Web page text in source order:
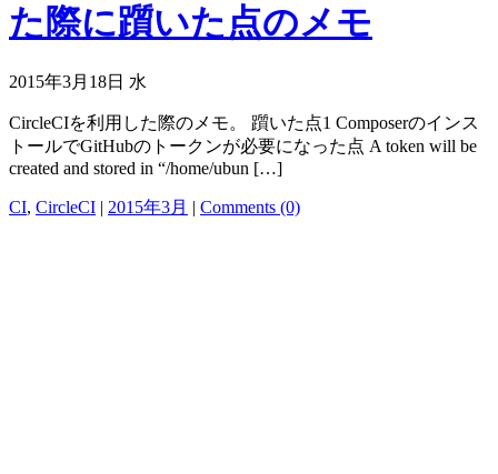
た際に躓いた点のメモ
2015年3月18日 水
CircleCIを利用した際のメモ。 躓いた点1 Composerのインス
トールでGitHubのトークンが必要になった点 A token will be
created and stored in “/home/ubun […]
CI, CircleCI | 2015年3月 | Comments (0)